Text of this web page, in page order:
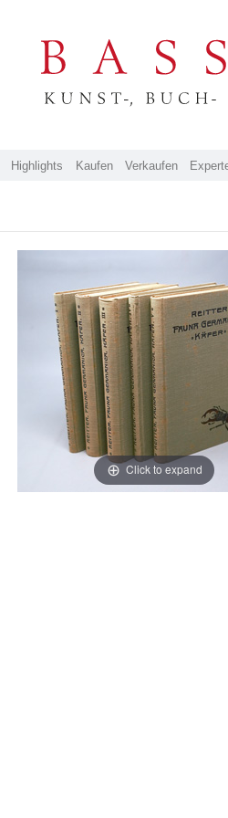
Highlights Kaufen Verkaufen
Click to expand